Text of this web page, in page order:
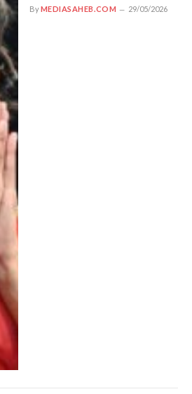
ByMEDIASAHEB.COM 29/05/2026